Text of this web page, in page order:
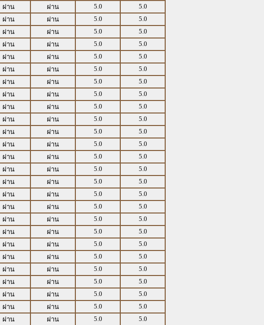
ผ่าน ผ่าน 5.0
5.0
ผ่าน ผ่าน 5.0
5.0
ผ่าน ผ่าน 5.0
5.0
ผ่าน ผ่าน 5.0
5.0
ผ่าน ผ่าน 5.0
5.0
ผ่าน ผ่าน 5.0
5.0
ผ่าน ผ่าน 5.0
5.0
ผ่าน ผ่าน 5.0
5.0
ผ่าน ผ่าน 5.0
5.0
ผ่าน ผ่าน 5.0
5.0
ผ่าน ผ่าน 5.0
5.0
ผ่าน ผ่าน 5.0
5.0
ผ่าน ผ่าน 5.0
5.0
ผ่าน ผ่าน 5.0
5.0
ผ่าน ผ่าน 5.0
5.0
ผ่าน ผ่าน 5.0
5.0
ผ่าน ผ่าน 5.0
5.0
ผ่าน ผ่าน 5.0
5.0
ผ่าน ผ่าน 5.0
5.0
ผ่าน ผ่าน 5.0
5.0
ผ่าน ผ่าน 5.0
5.0
ผ่าน ผ่าน 5.0
5.0
ผ่าน ผ่าน 5.0
5.0
ผ่าน ผ่าน 5.0
5.0
ผ่าน ผ่าน 5.0
5.0
ผ่าน ผ่าน 5.0 5.0